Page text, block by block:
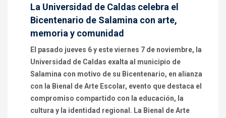
La Universidad de Caldas celebra el
Bicentenario de Salamina con arte,
memoria y comunidad
El pasado jueves 6 y este viernes 7 de noviembre, la
Universidad de Caldas exalta al municipio de
Salamina con motivo de su Bicentenario, en alianza
con la Bienal de Arte Escolar, evento que destaca el
compromiso compartido con la educación, la
cultura y la identidad regional. La Bienal de Arte